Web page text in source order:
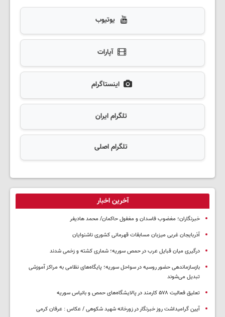
یوتیوب
آپارات
اینستاگرام
تلگرام ایران
تلگرام اصلی
آخرین اخبار
خبرنگاران؛ مغضوب فاسدان و مغفول حاکمان/ محمد هادیفر
آذربایجان غربی میزبان مسابقات قهرمانی کشوری ناشنوایان
درگیری میان قبایل عرب در حمص سوریه؛ شماری کشته و زخمی شدند
بازسازماندهی حضور روسیه در سواحل سوریه؛ پایگاه‌های نظامی به مراکز آموزشی
تبدیل می‌شوند
تعلیق فعالیت ۵۷۸ کارمند در پالایشگاه‌های حمص و بانیاس سوریه
آیین گرامیداشت روز خبرنگار در زورخانه شهید شکوهی / عکاس : عرفان کرمی